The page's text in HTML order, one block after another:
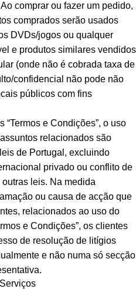
comprar ou fazer um pedido,
comprados serão usados
DVDs/jogos ou qualquer
e produtos similares vendidos
(onde não é cobrada taxa de
confidencial não pode não
públicos com fins
“Termos e Condições”, o uso
relacionados são
de Portugal, excluindo
privado ou conflito de
leis. Na medida
ou causa de acção que
relacionados ao uso do
e Condições”, os clientes
de resolução de litígios
e não numa só secção